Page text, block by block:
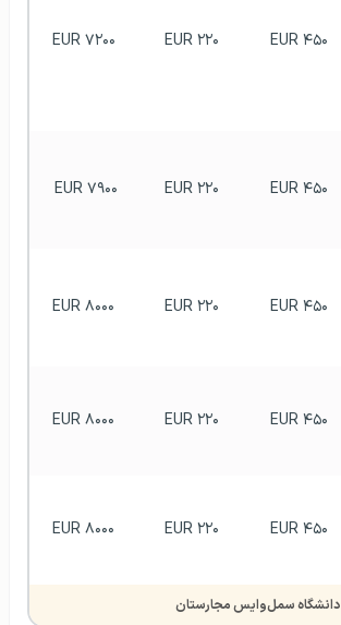
EUR ۴۵۰ EUR ۷۲۰۰
EUR ۴۵۰ EUR ۷۹۰۰
EUR ۴۵۰ EUR ۸۰۰۰
EUR ۴۵۰ EUR ۸۰۰۰
EUR ۴۵۰ EUR ۸۰۰۰
دانشگاه سمل‌وایس مجارستان